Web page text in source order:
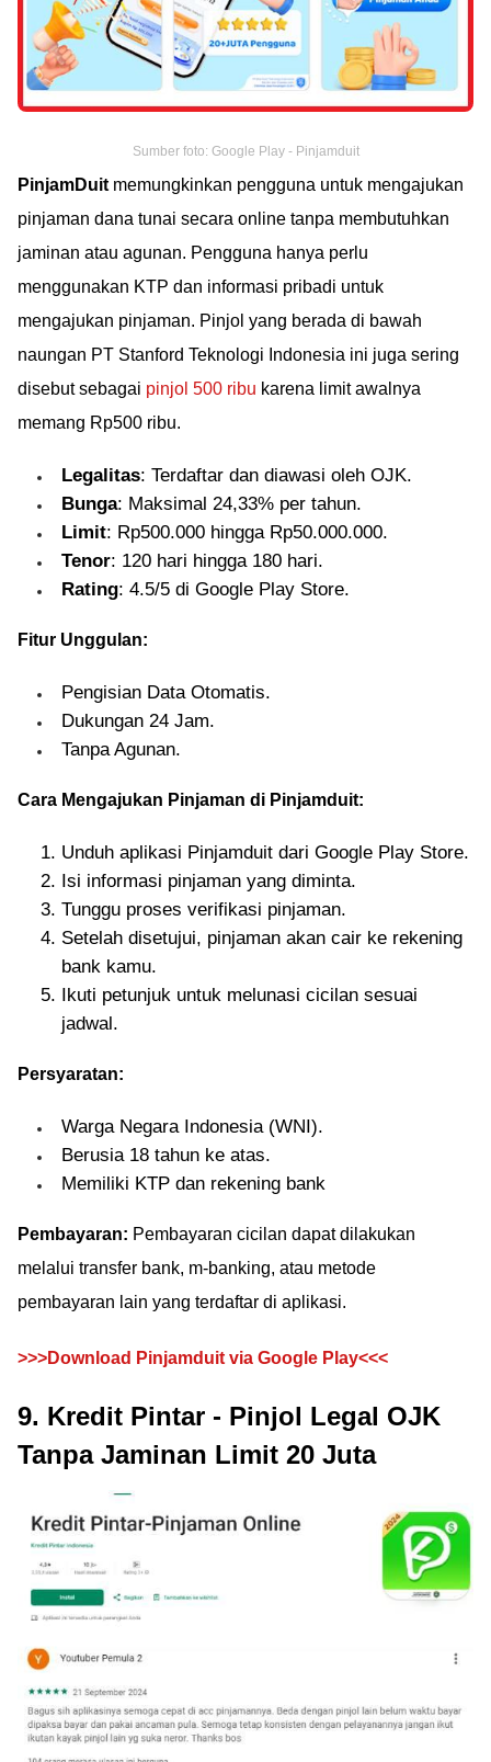
Sumber foto: Google Play - Pinjamduit
PinjamDuitmemungkinkan pengguna untuk mengajukan
pinjaman dana tunai secara online tanpa membutuhkan
jaminan atau agunan. Pengguna hanya perlu
menggunakan KTP dan informasi pribadi untuk
mengajukan pinjaman. Pinjol yang berada di bawah
naungan PT Stanford Teknologi Indonesia ini juga sering
disebut sebagai pinjol 500 ribu karena limit awalnya
memang Rp500 ribu.
Legalitas: Terdaftar dan diawasi oleh OJK.
Bunga: Maksimal 24,33% per tahun.
Limit: Rp500.000 hingga Rp50.000.000.
Tenor: 120 hari hingga 180 hari.
Rating: 4.5/5 di Google Play Store.
Fitur Unggulan:
Pengisian Data Otomatis.
Dukungan 24 Jam.
Tanpa Agunan.
Cara Mengajukan Pinjaman di Pinjamduit:
Unduh aplikasi Pinjamduit dari Google Play Store.
Isi informasi pinjaman yang diminta.
Tunggu proses verifikasi pinjaman.
Setelah disetujui, pinjaman akan cair ke rekening
bank kamu.
Ikuti petunjuk untuk melunasi cicilan sesuai
jadwal.
Persyaratan:
Warga Negara Indonesia (WNI).
Berusia 18 tahun ke atas.
Memiliki KTP dan rekening bank
Pembayaran: Pembayaran cicilan dapat dilakukan
melalui transfer bank, m-banking, atau metode
pembayaran lain yang terdaftar di aplikasi.
>>>Download Pinjamduit via Google Play<<<
9. Kredit Pintar - Pinjol Legal OJK
Tanpa Jaminan Limit 20 Juta